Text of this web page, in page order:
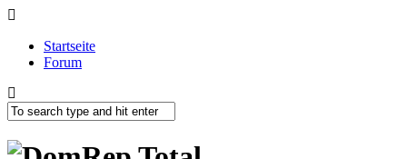
Startseite
Forum